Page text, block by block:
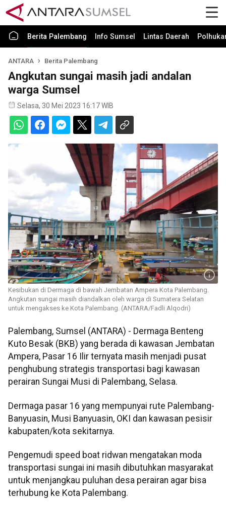
Berita Palembang Info Sumsel Lintas Daerah
ANTARA Berita Palembang
Angkutan sungai masih jadi andalan
warga Sumsel
Selasa, 30 Mei 2023 16:17 WIB
Kesibukan di Dermaga di bawah Jembatan Ampera Kota Palembang.
Angkutan sungai masih diandalkan oleh warga di Sumatera Selatan
untuk mengakses ke Kota Palembang. (ANTARA/Fadli Alqodri)
Palembang, Sumsel (ANTARA) - Dermaga Benteng
Kuto Besak (BKB) yang berada di kawasan Jembatan
Ampera, Pasar 16 Ilir ternyata masih menjadi pusat
penghubung strategis transportasi bagi kawasan
perairan Sungai Musi di Palembang, Selasa.
Dermaga pasar 16 yang mempunyai rute Palembang-
Banyuasin, Musi Banyuasin, OKI dan kawasan pesisir
kabupaten/kota sekitarnya.
Pengemudi speed boat ridwan mengatakan moda
transportasi sungai ini masih dibutuhkan masyarakat
untuk menjangkau puluhan desa perairan agar bisa
terhubung ke Kota Palembang.